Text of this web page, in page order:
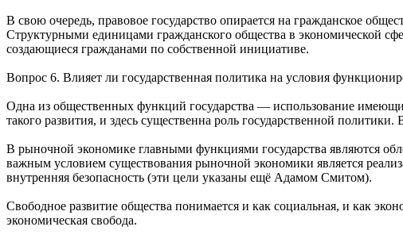
В свою очередь, правовое государство опирается на гражданское
Структурными единицами гражданского общества в экономической
создающиеся гражданами по собственной инициативе.
Вопрос 6. Влияет ли государственная политика на условия
Одна из общественных функций государства — использование
такого развития, и здесь существенна роль государственной
В рыночной экономике главными функциями государства являются
важным условием существования рыночной экономики является
внутренняя безопасность (эти цели указаны ещё Адамом Смитом).
Свободное развитие общества понимается и как социальная, и как
экономическая свобода.